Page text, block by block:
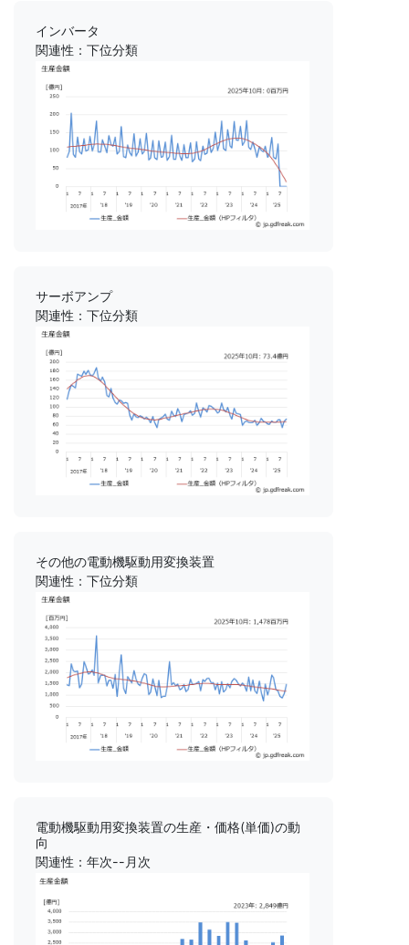
インバータ
関連性：下位分類
サーボアンプ
関連性：下位分類
その他の電動機駆動用変換装置
関連性：下位分類
電動機駆動用変換装置の生産・価格(単価)の動
向
関連性：年次--月次